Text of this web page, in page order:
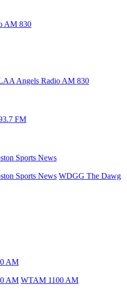
AM 830
Angels Radio AM 830
FM
Sports News
Sports News WDGG The Dawg
AM
AM WTAM 1100 AM